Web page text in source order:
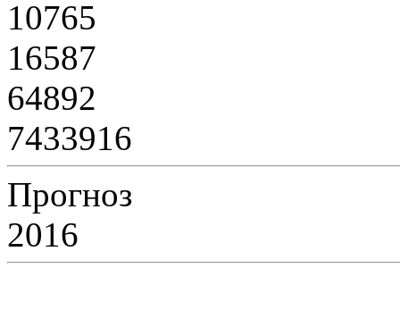
10765
16587
64892
7433916
Прогноз
2016